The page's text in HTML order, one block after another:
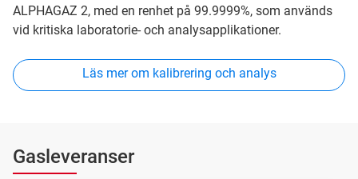
ALPHAGAZ 2, med en renhet på 99.9999%, som används
vid kritiska laboratorie- och analysapplikationer.
Läs mer om kalibrering och analys
Gasleveranser